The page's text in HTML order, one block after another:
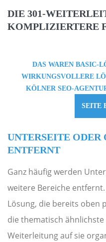
DIE 301-
KOMPLIZIERTERE
DAS WAREN BASIC-
WIRKUNGSVOLLERE
KÖLNER SEO-
SEITE
UNTERSEITE ODER
ENTFERNT
Ganz häufig werden
weitere Bereiche
Lösung, die bereits oben
die thematisch
Weiterleitung auf sie